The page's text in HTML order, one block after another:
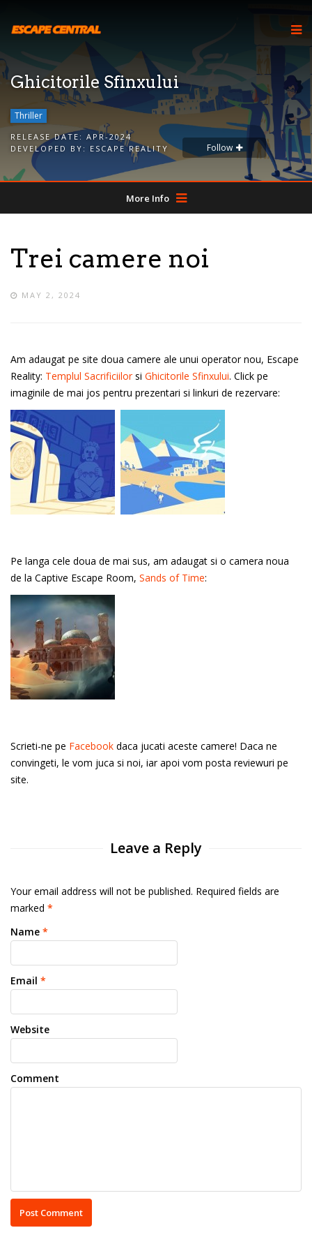
Ghicitorile Sfinxului
Thriller
RELEASE DATE: APR-2024
DEVELOPED BY: ESCAPE REALITY Follow
More Info
Trei camere noi
MAY 2, 2024
Am adaugat pe site doua camere ale unui operator nou, Escape
Reality: Templul Sacrificiilorsi Ghicitorile Sfinxului. Click pe
imaginile de mai jos pentru prezentari si linkuri de rezervare:
Pe langa cele doua de mai sus, am adaugat si o camera noua
de la Captive Escape Room, Sands of Time:
Scrieti-ne pe Facebook daca jucati aceste camere! Daca ne
convingeti, le vom juca si noi, iar apoi vom posta reviewuri pe
site.
Leave a Reply
Your email address will not be published. Required fields are
marked *
Name *
Email *
Website
Comment